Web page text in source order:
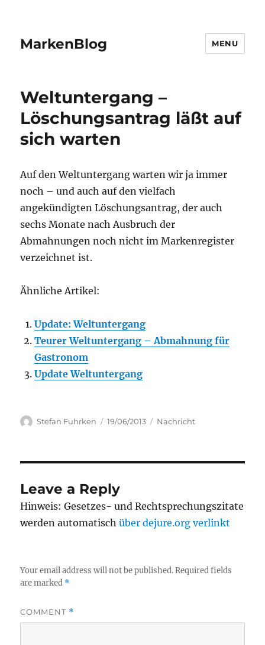
MarkenBlog MENU
Weltuntergang –
Löschungsantrag läßt auf
sich warten
Auf den Weltuntergang warten wir ja immer
noch – und auch auf den vielfach
angekündigten Löschungsantrag, der auch
sechs Monate nach Ausbruch der
Abmahnungen noch nicht im Markenregister
verzeichnet ist.
Ähnliche Artikel:
Update: Weltuntergang
Teurer Weltuntergang – Abmahnung für
Gastronom
Update Weltuntergang
Author
Stefan Fuhrken
Posted
19/06/2013 Categories
Nachricht
Leave a Reply
Hinweis: Gesetzes- und Rechtsprechungszitate
werden automatischüber dejure.org verlinkt
Your email address will not be published. Required fields
are marked *
COMMENT *